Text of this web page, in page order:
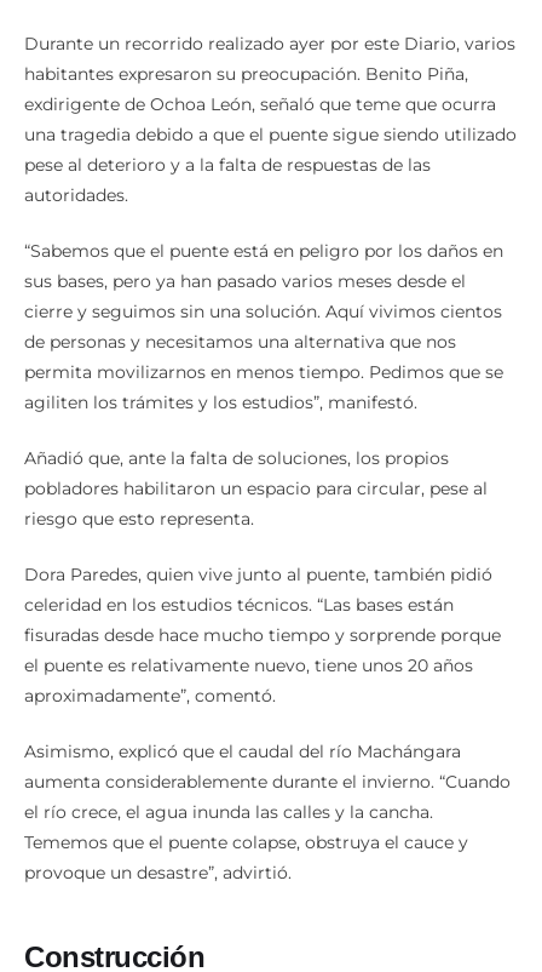
Durante un recorrido realizado ayer por este Diario, varios
habitantes expresaron su preocupación. Benito Piña,
exdirigente de Ochoa León, señaló que teme que ocurra
una tragedia debido a que el puente sigue siendo utilizado
pese al deterioro y a la falta de respuestas de las
autoridades.
“Sabemos que el puente está en peligro por los daños en
sus bases, pero ya han pasado varios meses desde el
cierre y seguimos sin una solución. Aquí vivimos cientos
de personas y necesitamos una alternativa que nos
permita movilizarnos en menos tiempo. Pedimos que se
agiliten los trámites y los estudios”, manifestó.
Añadió que, ante la falta de soluciones, los propios
pobladores habilitaron un espacio para circular, pese al
riesgo que esto representa.
Dora Paredes, quien vive junto al puente, también pidió
celeridad en los estudios técnicos. “Las bases están
fisuradas desde hace mucho tiempo y sorprende porque
el puente es relativamente nuevo, tiene unos 20 años
aproximadamente”, comentó.
Asimismo, explicó que el caudal del río Machángara
aumenta considerablemente durante el invierno. “Cuando
el río crece, el agua inunda las calles y la cancha.
Tememos que el puente colapse, obstruya el cauce y
provoque un desastre”, advirtió.
Construcción